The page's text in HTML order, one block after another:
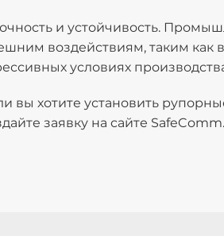
и устойчивость.
воздействиям, таким как
условиях
вы хотите установить
заявку на сайте SafeComm.